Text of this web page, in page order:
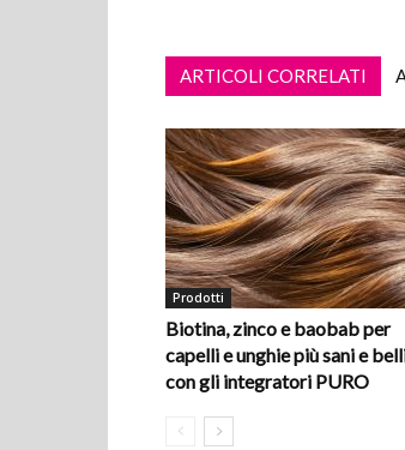
ARTICOLI CORRELATI
Prodotti
Biotina, zinco e baobab per
capelli e unghie più sani e
con gli integratori PURO